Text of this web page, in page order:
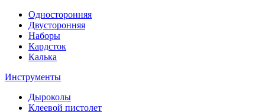
Односторонняя
Двусторонняя
Наборы
Кардсток
Калька
Инструменты
Дыроколы
Клеевой пистолет